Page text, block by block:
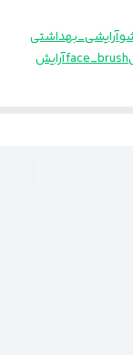
آرایشی_بهداشتی
face_brushآرایش